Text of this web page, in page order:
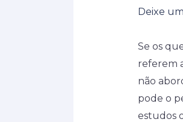
Deixe
Se os
referem
não
pode o
estudos